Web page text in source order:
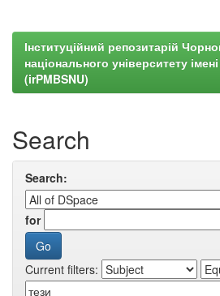
Інституційний репозитарій
національного університету
(irPMBSNU)
Search
Search:
for
Current filters: